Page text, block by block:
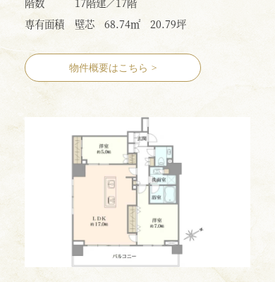
専有面積
壁芯 68.74㎡ 20.79坪
物件概要はこちら >